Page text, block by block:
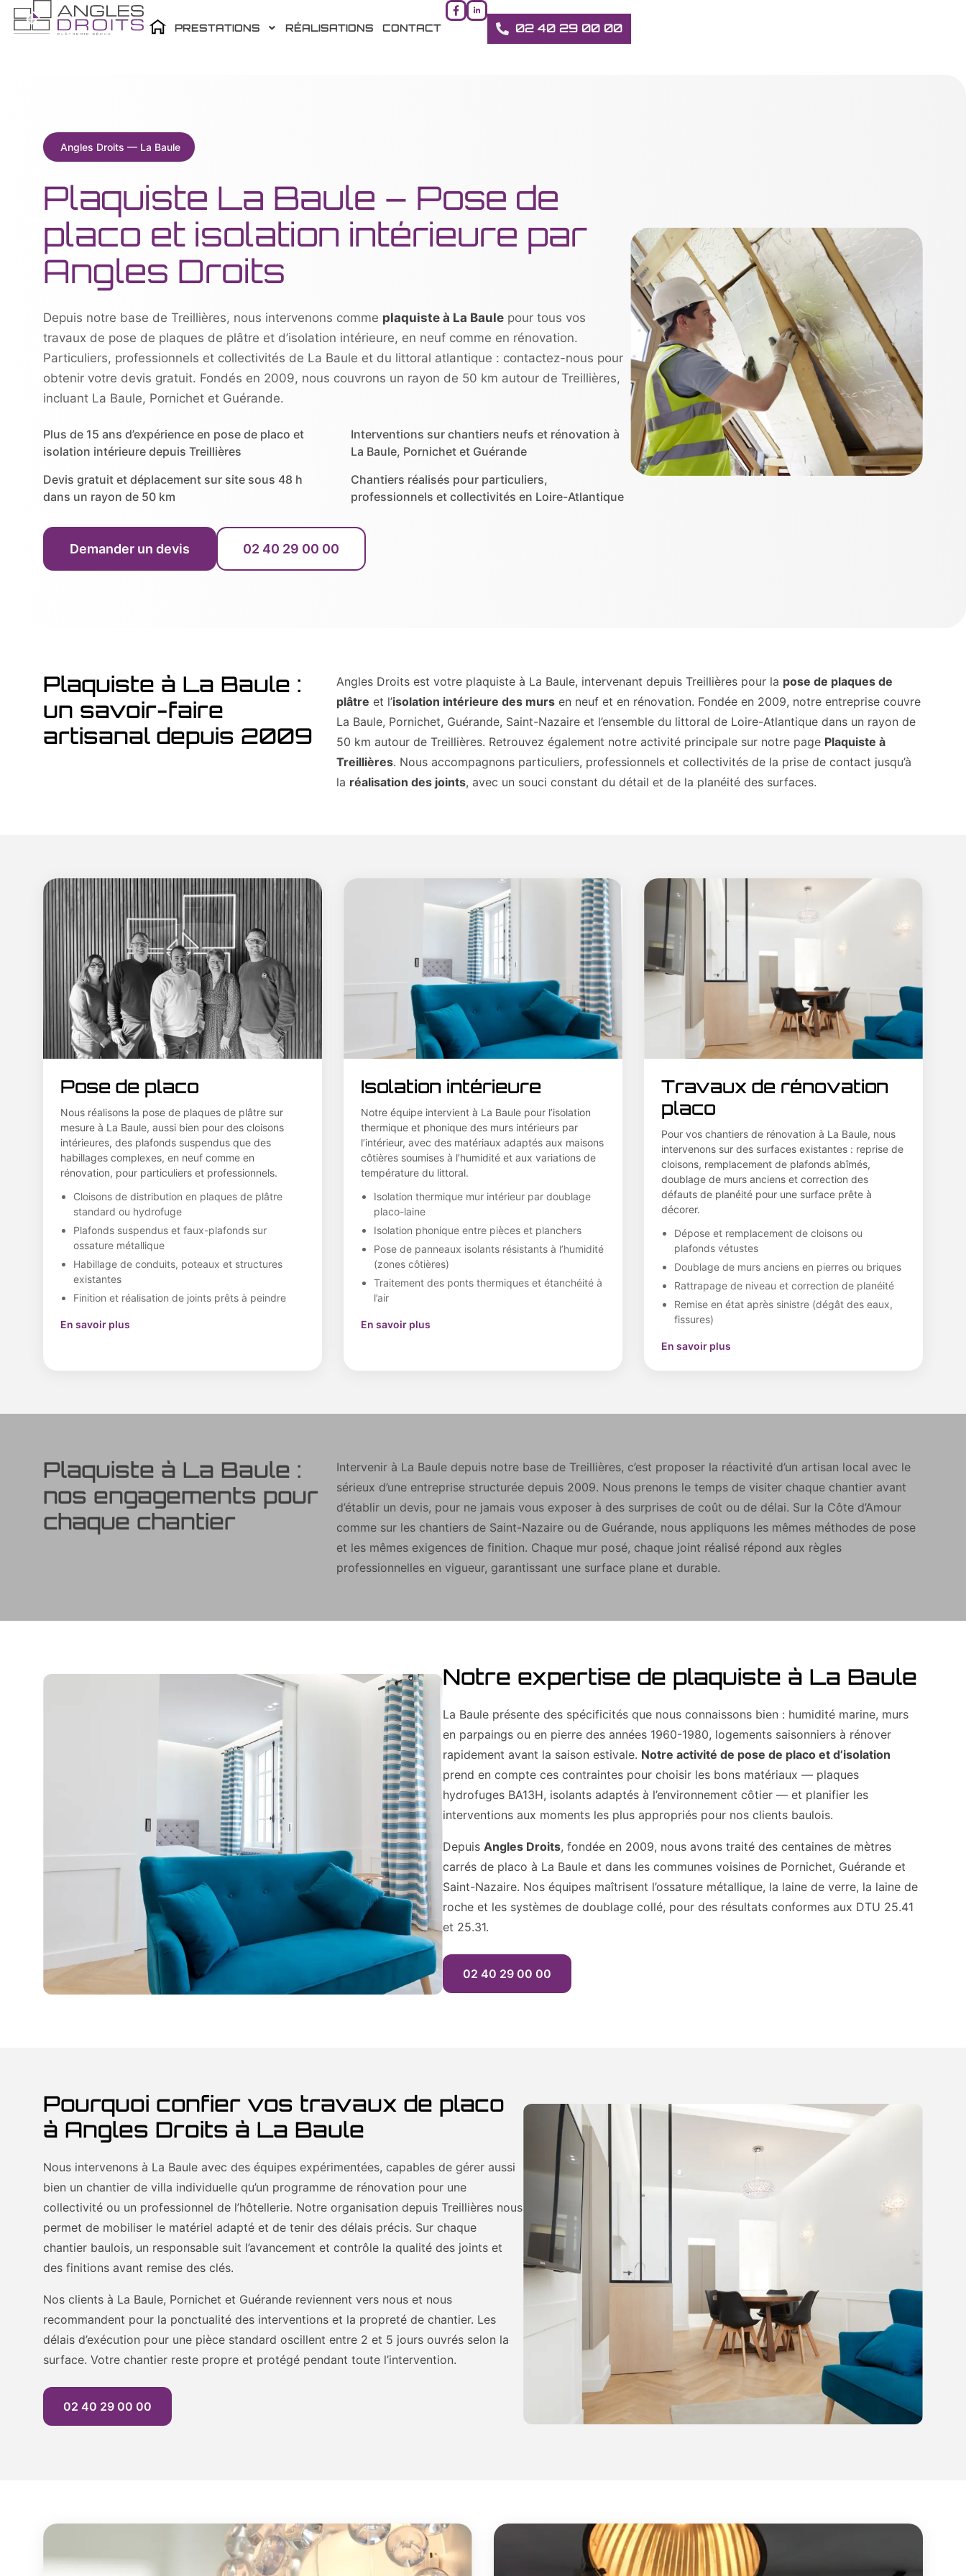
PRESTATIONS RÉALISATIONS CONTACT 02 40 29 00 00
Angles Droits — La Baule
Plaquiste La Baule – Pose de
placo et isolation intérieure par
Angles Droits
Depuis notre base de Treillières, nous intervenons comme plaquiste à La Baule pour tous vos
travaux de pose de plaques de plâtre et d’isolation intérieure, en neuf comme en rénovation.
Particuliers, professionnels et collectivités de La Baule et du littoral atlantique : contactez-nous pour
obtenir votre devis gratuit. Fondés en 2009, nous couvrons un rayon de 50 km autour de Treillières,
incluant La Baule, Pornichet et Guérande.
Plus de 15 ans d’expérience en pose de placo et
isolation intérieure depuis Treillières
Interventions sur chantiers neufs et rénovation à
La Baule, Pornichet et Guérande
Devis gratuit et déplacement sur site sous 48 h
dans un rayon de 50 km
Chantiers réalisés pour particuliers,
professionnels et collectivités en Loire-Atlantique
Demander un devis 02 40 29 00 00
Plaquiste à La Baule :
un savoir-faire
artisanal depuis 2009
Angles Droits est votre plaquiste à La Baule, intervenant depuis Treillières pour la pose de plaques de
plâtre et l’isolation intérieure des murs en neuf et en rénovation. Fondée en 2009, notre entreprise couvre
La Baule, Pornichet, Guérande, Saint-Nazaire et l’ensemble du littoral de Loire-Atlantique dans un rayon de
50 km autour de Treillières. Retrouvez également notre activité principale sur notre page Plaquiste à
Treillières. Nous accompagnons particuliers, professionnels et collectivités de la prise de contact jusqu’à
la réalisation des joints, avec un souci constant du détail et de la planéité des surfaces.
Pose de placo
Nous réalisons la pose de plaques de plâtre sur
mesure à La Baule, aussi bien pour des cloisons
intérieures, des plafonds suspendus que des
habillages complexes, en neuf comme en
rénovation, pour particuliers et professionnels.
Cloisons de distribution en plaques de plâtre
standard ou hydrofuge
Plafonds suspendus et faux-plafonds sur
ossature métallique
Habillage de conduits, poteaux et structures
existantes
Finition et réalisation de joints prêts à peindre
En savoir plus
Isolation intérieure
Notre équipe intervient à La Baule pour l’isolation
thermique et phonique des murs intérieurs par
l’intérieur, avec des matériaux adaptés aux maisons
côtières soumises à l’humidité et aux variations de
température du littoral.
Isolation thermique mur intérieur par doublage
placo-laine
Isolation phonique entre pièces et planchers
Pose de panneaux isolants résistants à l’humidité
(zones côtières)
Traitement des ponts thermiques et étanchéité à
l’air
En savoir plus
Travaux de rénovation
placo
Pour vos chantiers de rénovation à La Baule, nous
intervenons sur des surfaces existantes : reprise de
cloisons, remplacement de plafonds abîmés,
doublage de murs anciens et correction des
défauts de planéité pour une surface prête à
décorer.
Dépose et remplacement de cloisons ou
plafonds vétustes
Doublage de murs anciens en pierres ou briques
Rattrapage de niveau et correction de planéité
Remise en état après sinistre (dégât des eaux,
fissures)
En savoir plus
Plaquiste à La Baule :
nos engagements pour
chaque chantier
Intervenir à La Baule depuis notre base de Treillières, c’est proposer la réactivité d’un artisan local avec le
sérieux d’une entreprise structurée depuis 2009. Nous prenons le temps de visiter chaque chantier avant
d’établir un devis, pour ne jamais vous exposer à des surprises de coût ou de délai. Sur la Côte d’Amour
comme sur les chantiers de Saint-Nazaire ou de Guérande, nous appliquons les mêmes méthodes de pose
et les mêmes exigences de finition. Chaque mur posé, chaque joint réalisé répond aux règles
professionnelles en vigueur, garantissant une surface plane et durable.
Notre expertise de plaquiste à La Baule
La Baule présente des spécificités que nous connaissons bien : humidité marine, murs
en parpaings ou en pierre des années 1960-1980, logements saisonniers à rénover
rapidement avant la saison estivale. Notre activité de pose de placo et d’isolation
prend en compte ces contraintes pour choisir les bons matériaux — plaques
hydrofuges BA13H, isolants adaptés à l’environnement côtier — et planifier les
interventions aux moments les plus appropriés pour nos clients baulois.
DepuisAngles Droits, fondée en 2009, nous avons traité des centaines de mètres
carrés de placo à La Baule et dans les communes voisines de Pornichet, Guérande et
Saint-Nazaire. Nos équipes maîtrisent l’ossature métallique, la laine de verre, la laine de
roche et les systèmes de doublage collé, pour des résultats conformes aux DTU 25.41
et 25.31.
02 40 29 00 00
Pourquoi confier vos travaux de placo
à Angles Droits à La Baule
Nous intervenons à La Baule avec des équipes expérimentées, capables de gérer aussi
bien un chantier de villa individuelle qu’un programme de rénovation pour une
collectivité ou un professionnel de l’hôtellerie. Notre organisation depuis Treillières nous
permet de mobiliser le matériel adapté et de tenir des délais précis. Sur chaque
chantier baulois, un responsable suit l’avancement et contrôle la qualité des joints et
des finitions avant remise des clés.
Nos clients à La Baule, Pornichet et Guérande reviennent vers nous et nous
recommandent pour la ponctualité des interventions et la propreté de chantier. Les
délais d’exécution pour une pièce standard oscillent entre 2 et 5 jours ouvrés selon la
surface. Votre chantier reste propre et protégé pendant toute l’intervention.
02 40 29 00 00